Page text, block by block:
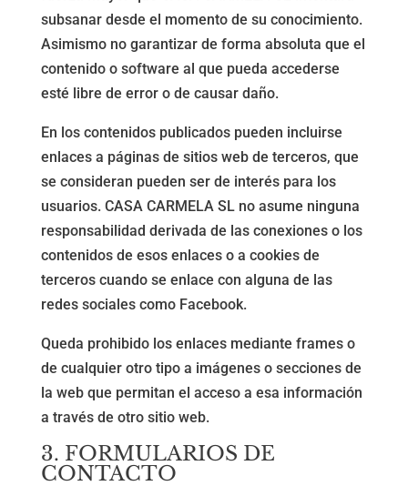
subsanar desde el momento de su conocimiento.
Asimismo no garantizar de forma absoluta que el
contenido o software al que pueda accederse
esté libre de error o de causar daño.
En los contenidos publicados pueden incluirse
enlaces a páginas de sitios web de terceros, que
se consideran pueden ser de interés para los
usuarios. CASA CARMELA SL no asume ninguna
responsabilidad derivada de las conexiones o los
contenidos de esos enlaces o a cookies de
terceros cuando se enlace con alguna de las
redes sociales como Facebook.
Queda prohibido los enlaces mediante frames o
de cualquier otro tipo a imágenes o secciones de
la web que permitan el acceso a esa información
a través de otro sitio web.
3. FORMULARIOS DE
CONTACTO